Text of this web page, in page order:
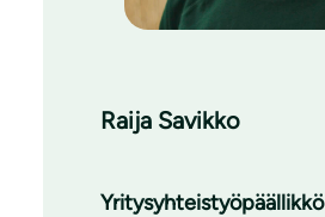
Raija Savikko
Yritysyhteistyöpäällikkö